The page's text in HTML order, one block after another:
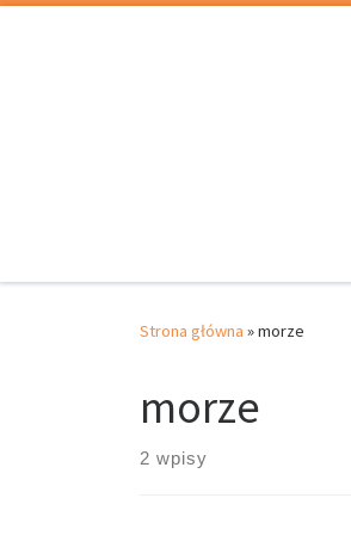
Strona główna »morze
morze
2 wpisy